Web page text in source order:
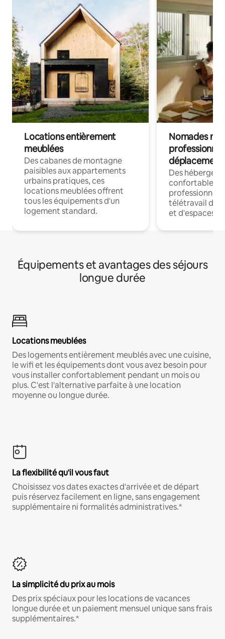
Locations entièrement
meublées
Des cabanes de montagne
paisibles aux appartements
urbains pratiques, ces
locations meublées offrent
tous les équipements d'un
logement standard.
Nomades
déplacement
Des
confortables
professionnels
télétravail
et d'espaces
Équipements et avantages des séjours
longue durée
Locations meublées
Des logements entièrement meublés avec une cuisine,
le wifi et les équipements dont vous avez besoin pour
vous installer confortablement pendant un mois ou
plus. C'est l'alternative parfaite à une location
moyenne ou longue durée.
La flexibilité qu'il vous faut
Choisissez vos dates exactes d'arrivée et de départ
puis réservez facilement en ligne, sans engagement
supplémentaire ni formalités administratives.*
La simplicité du prix au mois
Des prix spéciaux pour les locations de vacances
longue durée et un paiement mensuel unique sans frais
supplémentaires.*